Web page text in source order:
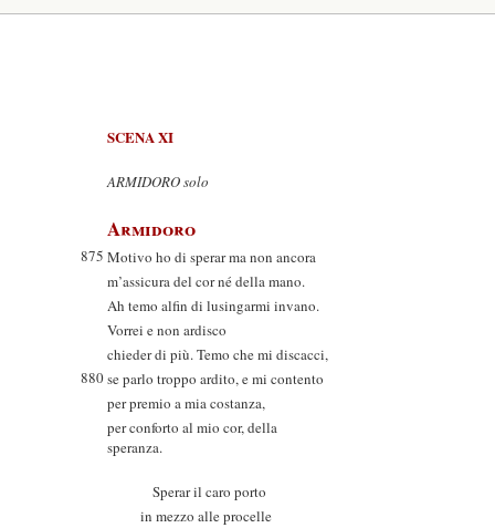
SCENA XI
ARMIDORO solo
Armidoro
875 Motivo ho di sperar ma non ancora
m’assicura del cor né della mano.
Ah temo alfin di lusingarmi invano.
Vorrei e non ardisco
chieder di più. Temo che mi discacci,
880se parlo troppo ardito, e mi contento
per premio a mia costanza,
per conforto al mio cor, della
speranza.
Sperar il caro porto
in mezzo alle procelle